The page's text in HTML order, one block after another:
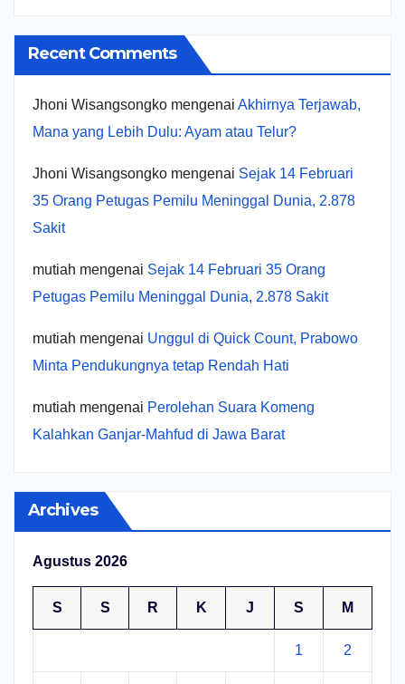
Recent Comments
Jhoni Wisangsongko mengenai Akhirnya Terjawab,
Mana yang Lebih Dulu: Ayam atau Telur?
Jhoni Wisangsongko mengenai Sejak 14 Februari
35 Orang Petugas Pemilu Meninggal Dunia, 2.878
Sakit
mutiah mengenai Sejak 14 Februari 35 Orang
Petugas Pemilu Meninggal Dunia, 2.878 Sakit
mutiah mengenai Unggul di Quick Count, Prabowo
Minta Pendukungnya tetap Rendah Hati
mutiah mengenai Perolehan Suara Komeng
Kalahkan Ganjar-Mahfud di Jawa Barat
Archives
Agustus 2026
S S R K J S M
1 2